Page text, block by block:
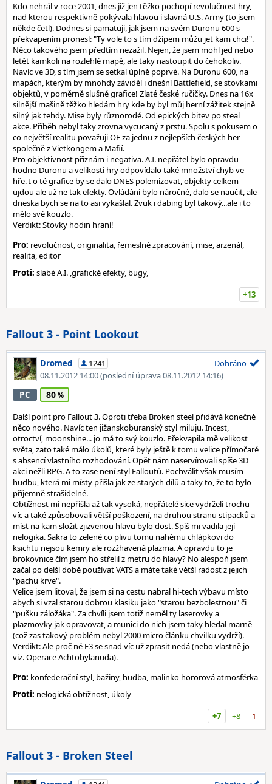
Kdo nehrál v roce 2001, dnes již jen těžko pochopí revolučnost hry,
nad kterou respektivně pokývala hlavou i slavná U.S. Army (to jsem
někde četl). Dodnes si pamatuji, jak jsem na svém Duronu 600 s
překvapením pronesl: "Ty vole to s tím džípem můžu jet kam chci!".
Něco takového jsem předtím nezažil. Nejen, že jsem mohl jed nebo
letět kamkoli na rozlehlé mapě, ale taky nastoupit do čehokoliv.
Navíc ve 3D, s tím jsem se setkal úplně poprvé. Na Duronu 600, na
mapách, kterým by mnohdy záviděl i dnešní Battlefield, se stovkami
objektů, v poměrně slušné grafice! Zlaté české ručičky. Dnes na 16x
silnější mašině těžko hledám hry kde by byl můj herní zážitek stejně
silný jak tehdy. Mise byly různorodé. Od epických bitev po steal
akce. Příběh nebyl taky zrovna vycucaný z prstu. Spolu s pokusem o
co největší realitu považuji OF za jednu z nejlepších českých her
společně z Vietkongem a Mafií.
Pro objektivnost přiznám i negativa. A.I. nepřátel bylo opravdu
hodno Duronu a velikosti hry odpovídalo také množství chyb ve
hře. I o té grafice by se dalo DNES polemizovat, objekty celkem
ujdou ale už ne tak efekty. Ovládání bylo náročné, dalo se naučit, ale
dneska bych se na to asi vykašlal. Zvuk i dabing byl takový...ale i to
mělo své kouzlo.
Verdikt: Stovky hodin hraní!
Pro: revolučnost, originalita, řemeslné zpracování, mise, arzenál,
realita, editor
Proti: slabé A.I. ,grafické efekty, bugy,
+13
Fallout 3 - Point Lookout
Dromed
1241
08.11.2012 14:00(poslední úprava 08.11.2012 14:16)
Dohráno
PC 80
Další point pro Fallout 3. Oproti třeba Broken steel přidává konečně
něco nového. Navíc ten jižanskoburanský styl miluju. Incest,
otroctví, moonshine... jo má to svý kouzlo. Překvapila mě velikost
světa, zato také málo úkolů, které byly ještě k tomu velice přímočaré
s absencí vlastního rozhodování. Opět nám naservírovali spíše 3D
akci nežli RPG. A to zase není styl Falloutů. Pochválit však musím
hudbu, která mi místy přišla jak ze starých dílů a taky to, že to bylo
příjemně strašidelné.
Obtížnost mi nepřišla až tak vysoká, nepřátelé sice vydrželi trochu
víc a také způsobovali větší poškození, na druhou stranu stipacků a
míst na kam složit zjizvenou hlavu bylo dost. Spíš mi vadila její
nelogika. Sakra to zelené co plivu tomu nahému chlápkovi do
ksichtu nejsou kemry ale rozžhavená plazma. A opravdu to je
brokovnice čím jsem ho střelil z metru do hlavy? No alespoň jsem
začal po delší době používat VATS a máte také větší radost z jejich
"pachu krve".
Velice jsem litoval, že jsem si na cestu nabral hi-tech výbavu místo
abych si vzal starou dobrou klasiku jako "starou bezbolestnou" či
"pušku záložáka". Za chvíli jsem totiž neměl ty laserovky a
plazmovky jak opravovat, a munici do nich jsem taky hledal marně
(což zas takový problém nebyl 2000 micro článku chvilku vydrží).
Verdikt: Ale proč né F3 se snad víc už zprasit nedá (nebo vlastně jo
viz. Operace Achtobylanuda).
Pro: konfederační styl, bažiny, hudba, malinko hororová atmosférka
Proti: nelogická obtížnost, úkoly
+7
+8 −1
Fallout 3 - Broken Steel